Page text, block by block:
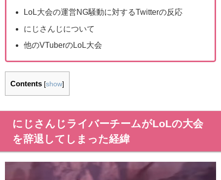
LoL大会の運営NG騒動に対するTwitterの反応
にじさんじについて
他のVTuberのLoL大会
Contents [show]
にじさんじライバーチームがLoLの大会
を辞退してしまった経緯